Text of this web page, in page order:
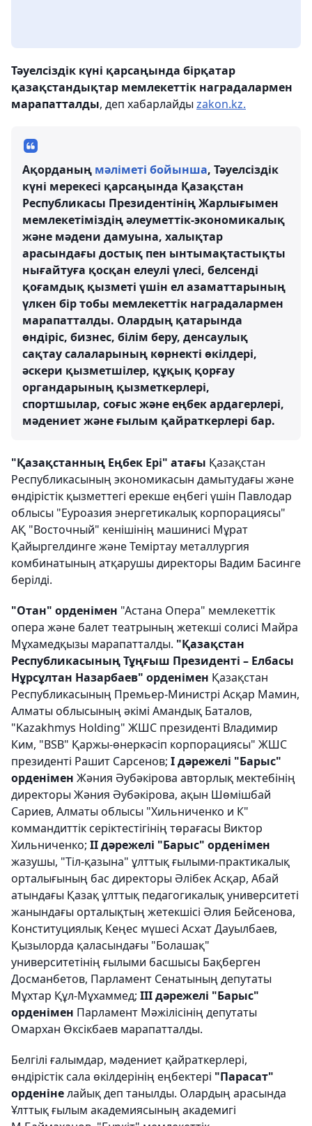
Тәуелсіздік күні қарсаңында бірқатар
қазақстандықтар мемлекеттік наградалармен
марапатталды, деп хабарлайды zakon.kz.
Ақорданың мәліметі бойынша, Тәуелсіздік
күні мерекесі қарсаңында Қазақстан
Республикасы Президентінің Жарлығымен
мемлекетіміздің әлеуметтік-экономикалық
және мәдени дамуына, халықтар
арасындағы достық пен ынтымақтастықты
нығайтуға қосқан елеулі үлесі, белсенді
қоғамдық қызметі үшін ел азаматтарының
үлкен бір тобы мемлекеттік наградалармен
марапатталды. Олардың қатарында
өндіріс, бизнес, білім беру, денсаулық
сақтау салаларының көрнекті өкілдері,
әскери қызметшілер, құқық қорғау
органдарының қызметкерлері,
спортшылар, соғыс және еңбек ардагерлері,
мәдениет және ғылым қайраткерлері бар.
"Қазақстанның Еңбек Ері" атағы Қазақстан
Республикасының экономикасын дамытудағы және
өндірістік қызметтегі ерекше еңбегі үшін Павлодар
облысы "Еуроазия энергетикалық корпорациясы"
АҚ "Восточный" кенішінің машинисі Мұрат
Қайыргелдинге және Теміртау металлургия
комбинатының атқарушы директоры Вадим Басинге
берілді.
"Отан" орденімен "Астана Опера" мемлекеттік
опера және балет театрының жетекші солисі Майра
Мұхамедқызы марапатталды. "Қазақстан
Республикасының Тұңғыш Президенті – Елбасы
Нұрсұлтан Назарбаев" орденімен Қазақстан
Республикасының Премьер-Министрі Асқар Мамин,
Алматы облысының әкімі Амандық Баталов,
"Kazakhmys Holding" ЖШС президенті Владимир
Ким, "BSB" Қаржы-өнеркәсіп корпорациясы" ЖШС
президенті Рашит Сарсенов; І дәрежелі "Барыс"
орденімен Жәния Әубәкірова авторлық мектебінің
директоры Жәния Әубәкірова, ақын Шөмішбай
Сариев, Алматы облысы "Хильниченко и К"
коммандиттік серіктестігінің төрағасы Виктор
Хильниченко; ІІ дәрежелі "Барыс" орденімен
жазушы, "Тіл-қазына" ұлттық ғылыми-практикалық
орталығының бас директоры Әлібек Асқар, Абай
атындағы Қазақ ұлттық педагогикалық университеті
жанындағы орталықтың жетекшісі Әлия Бейсенова,
Конституциялық Кеңес мүшесі Асхат Дауылбаев,
Қызылорда қаласындағы "Болашақ"
университетінің ғылыми басшысы Бақберген
Досманбетов, Парламент Сенатының депутаты
Мұхтар Құл-Мұхаммед; ІІІ дәрежелі "Барыс"
орденімен Парламент Мәжілісінің депутаты
Омархан Өксікбаев марапатталды.
Белгілі ғалымдар, мәдениет қайраткерлері,
өндірістік сала өкілдерінің еңбектері "Парасат"
орденінелайық деп танылды. Олардың арасында
Ұлттық ғылым академиясының академигі